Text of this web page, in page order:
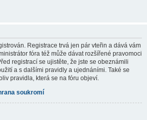
Registrace trvá jen pár vteřin a dává vám
fóra též může dávat rozšířené pravomoci
registrací se ujistěte, že jste se obeznámili
a s dalšími pravidly a ujednáními. Také se
pravidla, která se na fóru objeví.
soukromí